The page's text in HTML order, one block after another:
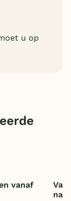
u op
vanaf